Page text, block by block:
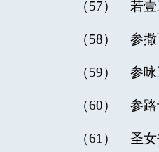
（57） 若壹
（58） 参撒
（59） 参咏
（60） 参路
（61） 圣